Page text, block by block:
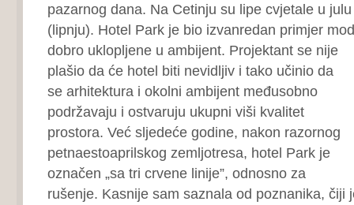
pazarnog dana. Na Cetinju su lipe cvjetale u
(lipnju). Hotel Park je bio izvanredan primjer
dobro uklopljene u ambijent. Projektant se nije
plašio da će hotel biti nevidljiv i tako učinio da
se arhitektura i okolni ambijent međusobno
podržavaju i ostvaruju ukupni viši kvalitet
prostora. Već sljedeće godine, nakon razornog
petnaestoaprilskog zemljotresa, hotel Park je
označen „sa tri crvene linije”, odnosno za
rušenje. Kasnije sam saznala od poznanika, čiji